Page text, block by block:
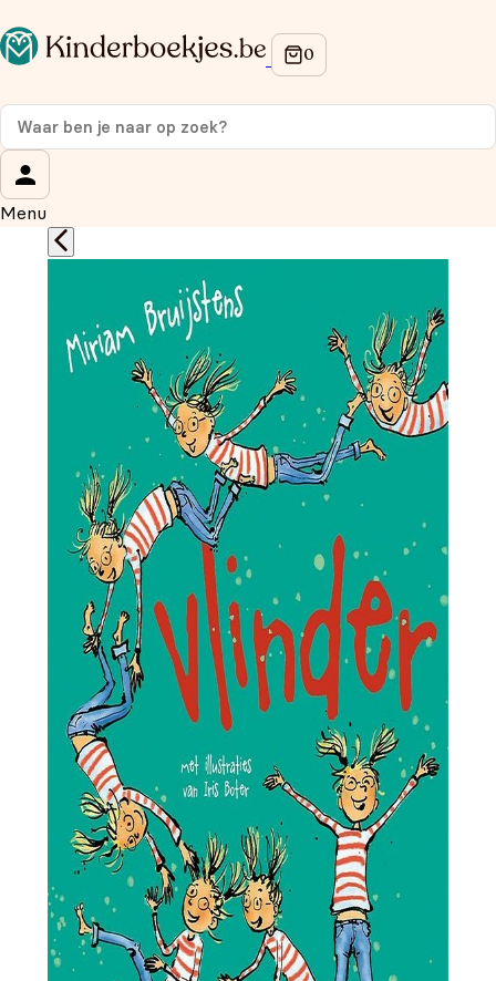
Menu
Op de hoogte blijven van onze acties?
Meld je aan voor onze nieuwsbrief en ontvang
korting
Wat is je voornaam?
Wat is je e-mailadres?*
Aanmelden
We gebruiken je gegevens om contact op te nemen, in
overeenstemming met onsprivacybeleid.